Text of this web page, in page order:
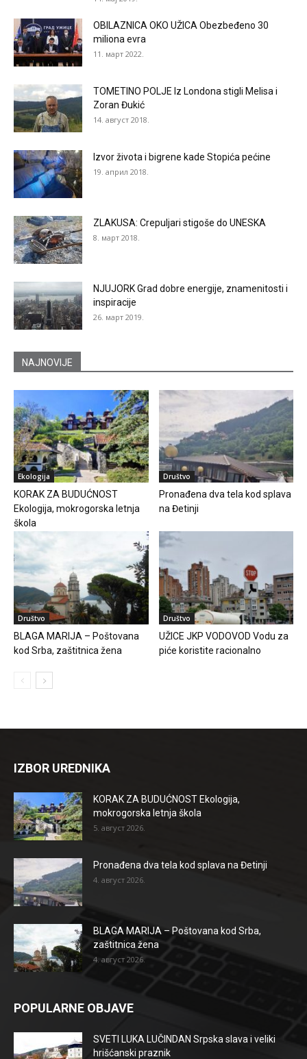
OBILAZNICA OKO UŽICA Obezbeđeno 30
miliona evra
11. март 2022.
TOMETINO POLJE Iz Londona stigli Melisa i
Zoran Đukić
14. август 2018.
Izvor života i bigrene kade Stopića pećine
19. април 2018.
ZLAKUSA: Crepuljari stigoše do UNESKA
8. март 2018.
NJUJORK Grad dobre energije, znamenitosti i
inspiracije
26. март 2019.
NAJNOVIJE
Ekologija
KORAK ZA BUDUĆNOST
Ekologija, mokrogorska letnja
škola
Društvo
Pronađena dva tela kod splava
na Đetinji
Društvo
BLAGA MARIJA – Poštovana
kod Srba, zaštitnica žena
Društvo
UŽICE JKP VODOVOD Vodu za
piće koristite racionalno
IZBOR UREDNIKA
KORAK ZA BUDUĆNOST Ekologija,
mokrogorska letnja škola
5. август 2026.
Pronađena dva tela kod splava na Đetinji
4. август 2026.
BLAGA MARIJA – Poštovana kod Srba,
zaštitnica žena
4. август 2026.
POPULARNE OBJAVE
SVETI LUKA LUČINDAN Srpska slava i veliki
hrišćanski praznik